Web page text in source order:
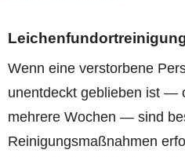
Wenn eine verstorbene
unentdeckt geblieben ist —
mehrere Wochen — sind
Reinigungsmaßnahmen